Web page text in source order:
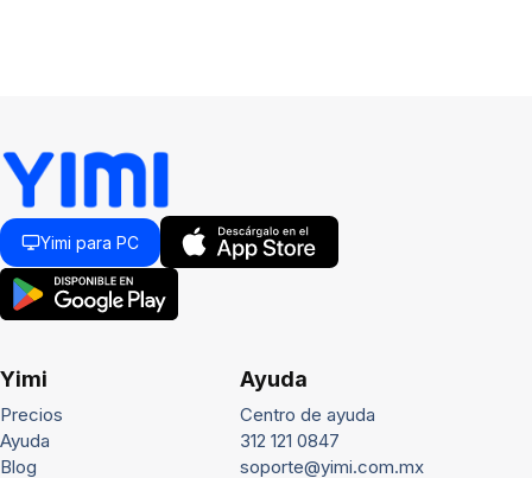
Yimi para PC
Yimi
Precios
Ayuda
Blog
Ayuda
Centro de ayuda
312 121 0847
soporte@yimi.com.mx